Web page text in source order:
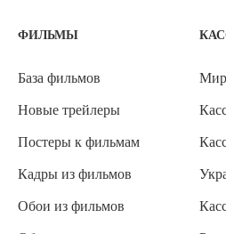
ФИЛЬМЫ
База фильмов
Новые трейлеры
Постеры к фильмам
Кадры из фильмов
Обои из фильмов